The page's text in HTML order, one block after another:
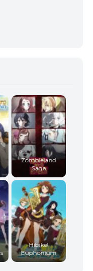
Zombieland
Saga
Hibike!
Euphonium